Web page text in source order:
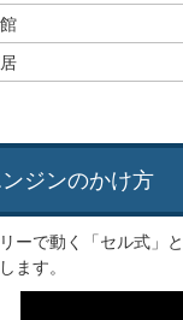
ジンのかけ方
ーで動く「セル式」
ます。